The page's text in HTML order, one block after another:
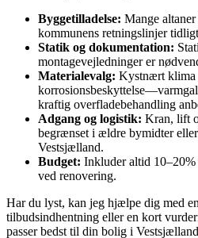
Byggetilladelse: Mange
kommunens retningslinjer
Statik og dokumentation:
montagevejledninger er
Materialevalg: Kystnært klima
kraftig overfladebehandling
Adgang og logistik: Kran, lift
begrænset i ældre bymidter
Vestsjælland.
Budget: Inkluder altid
ved renovering.
Har du lyst, kan jeg hjælpe dig med
tilbudsindhentning eller en kort
passer bedst til din bolig i